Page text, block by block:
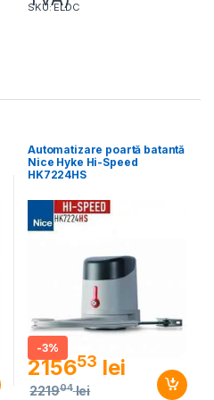
SKU: ELDC
Automatizare poartă batantă
Nice Hyke Hi-Speed
HK7224HS
-3%
215653 lei
221904 lei